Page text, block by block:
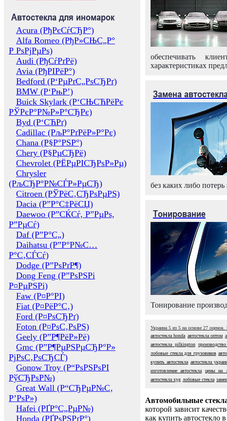
Автостекла для иномарок
Acura (РђРєСѓСЂР°)
Alfa Romeo (РђР»СЊС„Р°
Р РѕРјРµРѕ)
Audi (РђСѓРґРё)
Avia (РђРІРёР°)
Bedford (Р‘РµРґС„РѕСЂРґ)
BMW (Р‘РњР’)
Buick Skylark (Р‘СЊСЋРёРє
РЎРєР°Р№Р»Р°СЂРє)
Byd (Р‘СЋРґ)
Cadillac (РљР°РґРёР»Р°Рє)
Chana (Р§Р°РЅР°)
Chery (Р§РµСЂРё)
Chevrolet (РЁРµРІСЂРѕР»Рµ)
Chrysler
(РљСЂР°Р№СЃР»РµСЂ)
Citroen (РЎРёС‚СЂРѕРµРЅ)
Dacia (Р”Р°С‡РёСЏ)
Daewoo (Р”СЌСѓ, Р”РµРѕ,
Р”РµСѓ)
Daf (Р”Р°С„)
Daihatsu (Р”Р°Р№С…
Р°С‚СЃСѓ)
Dodge (Р”РѕРґР¶)
Dong Feng (Р”РѕРЅРі
Р¤РµРЅРі)
Faw (Р¤Р°РІ)
Fiat (Р¤РёР°С‚)
Ford (Р¤РѕСЂРґ)
Foton (Р¤РѕС‚РѕРЅ)
Geely (Р”Р¶РёР»Рё)
Gmc (Р”Р¶РµРЅРµСЂР°Р»
РјРѕС‚РѕСЂСЃ)
Gonow Troy (Р“РѕРЅРѕРІ
РўСЂРѕР№)
Great Wall (Р“СЂРµР№С‚
Р’РѕР»)
Hafei (РҐР°С„РµР№)
Honda (РҐРѕРЅРґР°)
обеспечивать
характеристиках
Замена
без каких либо потерь
Тонирование
Тонирование
Украина 5 из 5 на основе 27 оценок.
автостекла honda автостекла оптом
автостекла pilkington
лобовые стекла для грузовиков
купить автостекла автостекла
изготовление автостекла
цены на
автостекла xyg лобовые стекла
Автомобильные
которой зависит
как купить автостекло